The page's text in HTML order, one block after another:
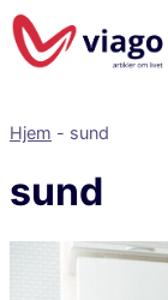
Hjem - sund
sund